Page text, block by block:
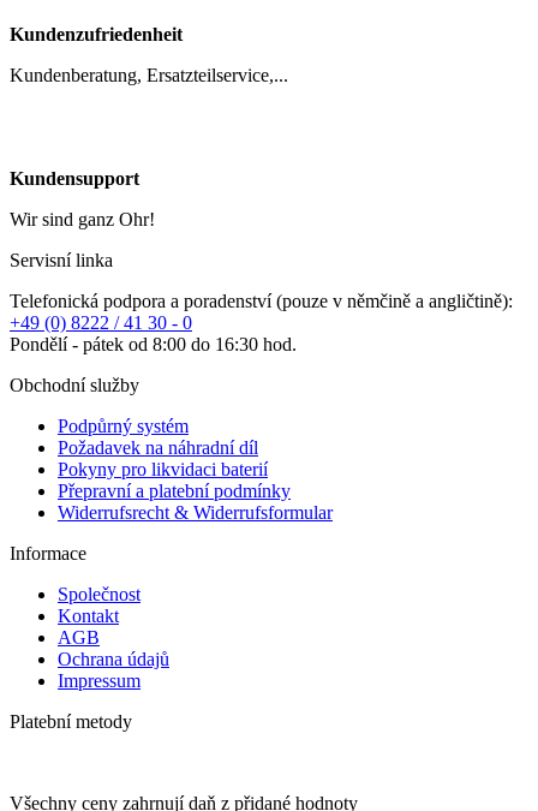
Wir sind ganz Ohr!
Servisní linka
+49 (0) 8222 / 41 30 - 0
Pondělí - pátek od 8:00 do 16:30 hod.
Obchodní služby
Podpůrný systém
Požadavek na náhradní díl
Pokyny pro likvidaci baterií
Přepravní a platební podmínky
Widerrufsrecht & Widerrufsformular
Kontakt
AGB
Ochrana údajů
Impressum
Platební metody
Všechny ceny zahrnují daň z přidané hodnoty